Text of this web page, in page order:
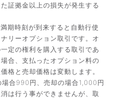
証拠金以上の損失が発生する
期時刻が到来すると自動行使
リーオプション取引です。オ
定の権利を購入する取引であ
合、支払ったオプション料の
格と売却価格は変動します。
合990円、売却の場合1,000円
は行う事ができませんが、取